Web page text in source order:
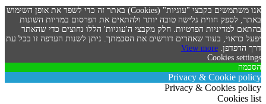
אנו משתמשים בקבצי "עוגיות" (Cookies) באתר זה כדי לשפר את אופן השימוש
באתר, לספק חווית גלישה טובה יותר ולהתאים את הפרסום במדיות השונות
בהתאם למדיניות הפרטיות. חלק מקבצי ה'עוגיות' הללו נחוצים כדי שהאתר
יפעל כראוי, בעוד שאחרים דורשים את הסכמתך. ניתן לשנות העדפה זו בכל עת
דרך הדפדפן. View more
Cookies settings
הסכמה
Privacy & Cookie policy
Privacy & Cookies policy
Cookies list